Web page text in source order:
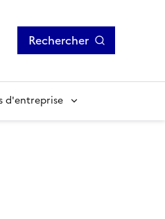
Rechercher
d'entreprise